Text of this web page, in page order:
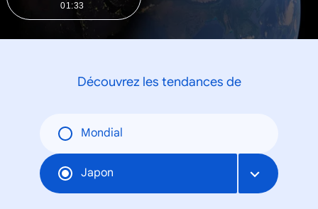
01:33
Découvrez les tendances de
Mondial
Japon